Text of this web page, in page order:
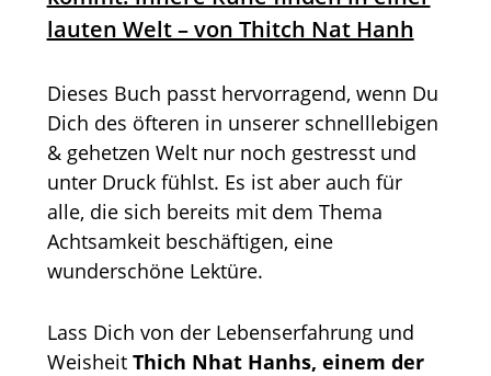
lauten Welt – von Thitch Nat Hanh
Dieses Buch passt hervorragend, wenn Du
Dich des öfteren in unserer schnelllebigen
& gehetzen Welt nur noch gestresst und
unter Druck fühlst. Es ist aber auch für
alle, die sich bereits mit dem Thema
Achtsamkeit beschäftigen, eine
wunderschöne Lektüre.
Lass Dich von der Lebenserfahrung und
Weisheit Thich Nhat Hanhs, einem der